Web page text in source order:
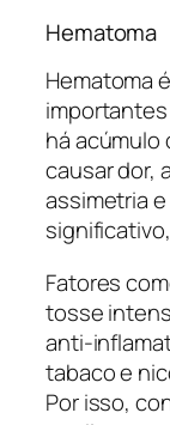
Hematoma
Hematoma
há acúmulo
causar dor,
assimetria
Fatores
tosse
anti-
tabaco e
Por isso,